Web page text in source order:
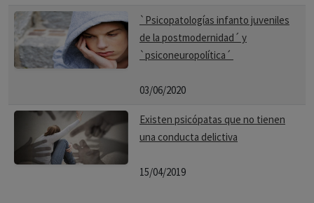
`Psicopatologías infanto juveniles
de la postmodernidad´ y
`psiconeuropolítica´
03/06/2020
Existen psicópatas que no tienen
una conducta delictiva
15/04/2019